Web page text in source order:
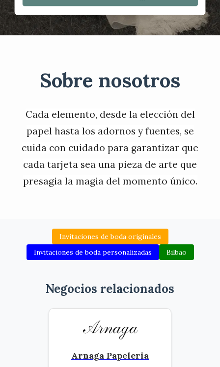
Sobre nosotros
Cada elemento, desde la elección del
papel hasta los adornos y fuentes, se
cuida con cuidado para garantizar que
cada tarjeta sea una pieza de arte que
presagia la magia del momento único.
Invitaciones de boda originales
Invitaciones de boda personalizadas
Bilbao
Negocios relacionados
Arnaga Papeleria